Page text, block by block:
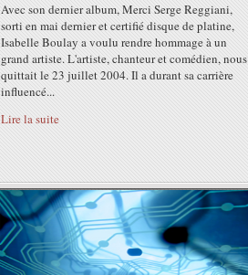
Avec son dernier album, Merci Serge Reggiani,
sorti en mai dernier et certifié disque de platine,
Isabelle Boulay a voulu rendre hommage à un
grand artiste. L'artiste, chanteur et comédien, nous
quittait le 23 juillet 2004. Il a durant sa carrière
influencé...
Lire la suite